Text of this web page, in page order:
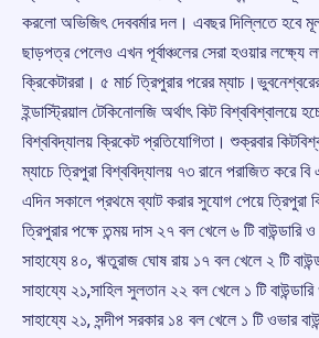
করলো অভিজিৎ দেববর্মার দল। এবছর দিল্লিতে হবে
ছাড়পত্র পেলেও এখন পূর্বাঞ্চলের সেরা হওয়ার লক্ষ্যে
ক্রিকেটাররা। ৫ মার্চ ত্রিপুরার পরের
ইন্ডাস্ট্রিয়াল টেকিনোলজি অর্থাৎ কিট বিশ্ববিশ্বালয়ে
বিশ্ববিদ্যালয় ক্রিকেট প্রতিযোগিতা। শুক্রবার
ম্যাচে ত্রিপুরা বিশ্ববিদ্যালয় ৭৩ রানে পরাজিত করে
এদিন সকালে প্রথমে ব্যাট করার সুযোগ পেয়ে ত্রিপুরা
ত্রিপুরার পক্ষে তন্ময় দাস ২৭ বল খেলে ৬ টি বাউন্ডারি ও
সাহায্যে ৪০, ঋতুরাজ ঘোষ রায় ১৭ বল খেলে ২ টি
সাহায্যে ২১,সাহিল সুলতান ২২ বল খেলে ১ টি বাউন্ডারি
সাহায্যে ২১, সন্দীপ সরকার ১৪ বল খেলে ১ টি ওভার